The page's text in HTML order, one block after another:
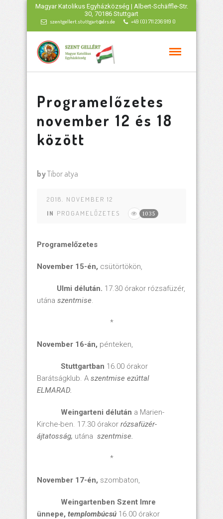
Magyar Katolikus Egyházközség | Albert-Schäffle-Str.
30, 70186 Stuttgart
szentgellert.stuttgart@drs.de +49 (0) 711 236 919 0
Programelőzetes
november 12 és 18
között
byTibor atya
2018. NOVEMBER 12
IN PROGAMELŐZETES 1035
Programelőzetes
November 15-én, csütörtökön,
Ulmi délután. 17.30 órakor rózsafüzér,
utána szentmise.
*
November 16-án, pénteken,
Stuttgartban 16.00 órakor
Barátságklub. A szentmise ezúttal
ELMARAD.
Weingarteni délután a Marien-
Kirche-ben. 17.30 órakor rózsafüzér-
ájtatosság, utána szentmise.
*
November 17-én, szombaton,
Weingartenben Szent Imre
ünnepe, templombúcsú 16.00 órakor